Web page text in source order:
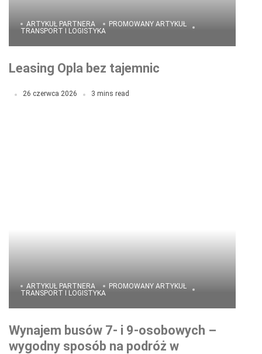
ARTYKUŁ PARTNERA
PROMOWANY ARTYKUŁ
TRANSPORT I LOGISTYKA
Leasing Opla bez tajemnic
26 czerwca 2026 3 mins read
ARTYKUŁ PARTNERA
PROMOWANY ARTYKUŁ
TRANSPORT I LOGISTYKA
Wynajem busów 7- i 9-osobowych –
wygodny sposób na podróż w